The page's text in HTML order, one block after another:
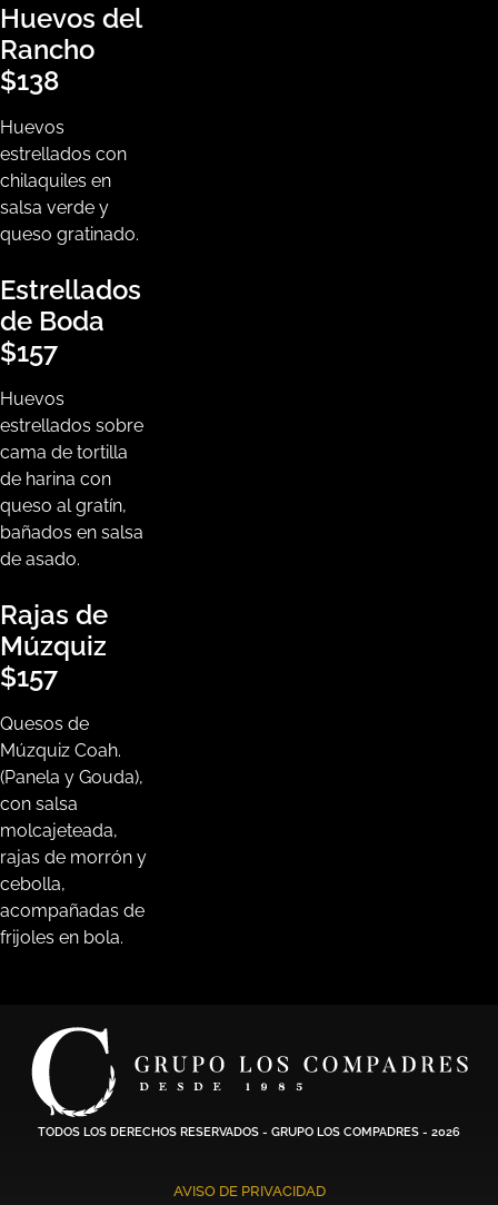
Huevos del
Rancho
$138
Huevos
estrellados con
chilaquiles en
salsa verde y
queso gratinado.
Estrellados
de Boda
$157
Huevos
estrellados sobre
cama de tortilla
de harina con
queso al gratín,
bañados en salsa
de asado.
Rajas de
Múzquiz
$157
Quesos de
Múzquiz Coah.
(Panela y Gouda),
con salsa
molcajeteada,
rajas de morrón y
cebolla,
acompañadas de
frijoles en bola.
TODOS LOS DERECHOS RESERVADOS - GRUPO LOS COMPADRES - 2026
AVISO DE PRIVACIDAD